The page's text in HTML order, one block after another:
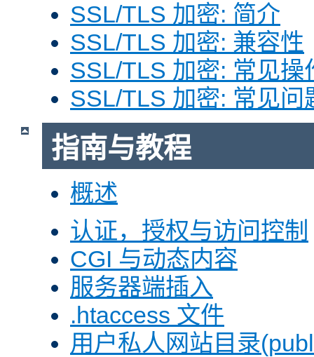
SSL/TLS 加密: 简介
SSL/TLS 加密: 兼容性
SSL/TLS 加密: 常见操
SSL/TLS 加密: 常见问
指南与教程
概述
认证，授权与访问控制
CGI 与动态内容
服务器端插入
.htaccess 文件
用户私人网站目录